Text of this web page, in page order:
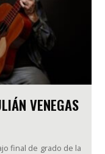
VENEGAS
final de grado de la